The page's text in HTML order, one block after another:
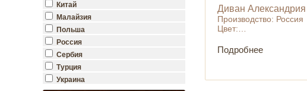
Китай
Малайзия
Польша
Россия
Сербия
Турция
Украина
Диван Александрия
Производство: Россия
Цвет:…
Подробнее